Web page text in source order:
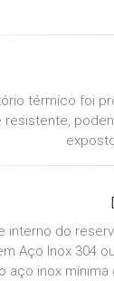
térmico foi
resistente,
interno do
Aço Inox 304
aço inox mínima